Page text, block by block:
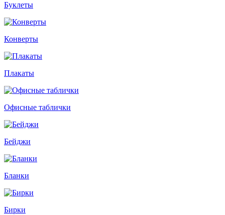
Буклеты
Конверты
Плакаты
Офисные таблички
Бейджи
Бланки
Бирки